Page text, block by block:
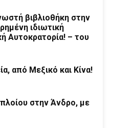
βιβλιοθήκη στην
ιδιωτική
Αυτοκρατορία! – του
από Μεξικό και Κίνα!
στην Άνδρο, με